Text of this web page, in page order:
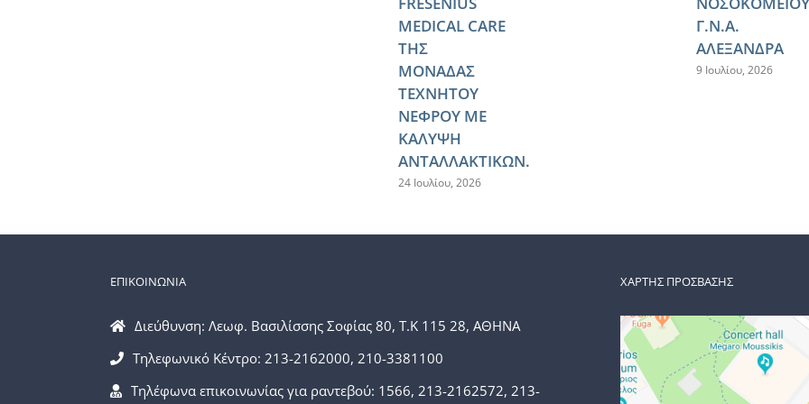
MEDICAL CARE
ΤΗΣ
ΜΟΝΑΔΑΣ
ΤΕΧΝΗΤΟΥ
ΝΕΦΡΟΥ ΜΕ
ΚΑΛΥΨΗ
ΑΝΤΑΛΛΑΚΤΙΚΩΝ.
24 Ιουλίου, 2026
Γ.Ν.Α.
ΑΛΕΞΑΝΔΡΑ
9 Ιουλίου, 2026
ΕΠΙΚΟΙΝΩΝΙΑ
Διεύθυνση: Λεωφ. Βασιλίσσης Σοφίας 80, Τ.Κ 115 28, ΑΘΗΝΑ
Τηλεφωνικό Κέντρο: 213-2162000, 210-3381100
Τηλέφωνα επικοινωνίας για ραντεβού: 1566, 213-2162572, 213-
ΧΑΡΤΗΣ ΠΡΟΣΒΑΣΗΣ